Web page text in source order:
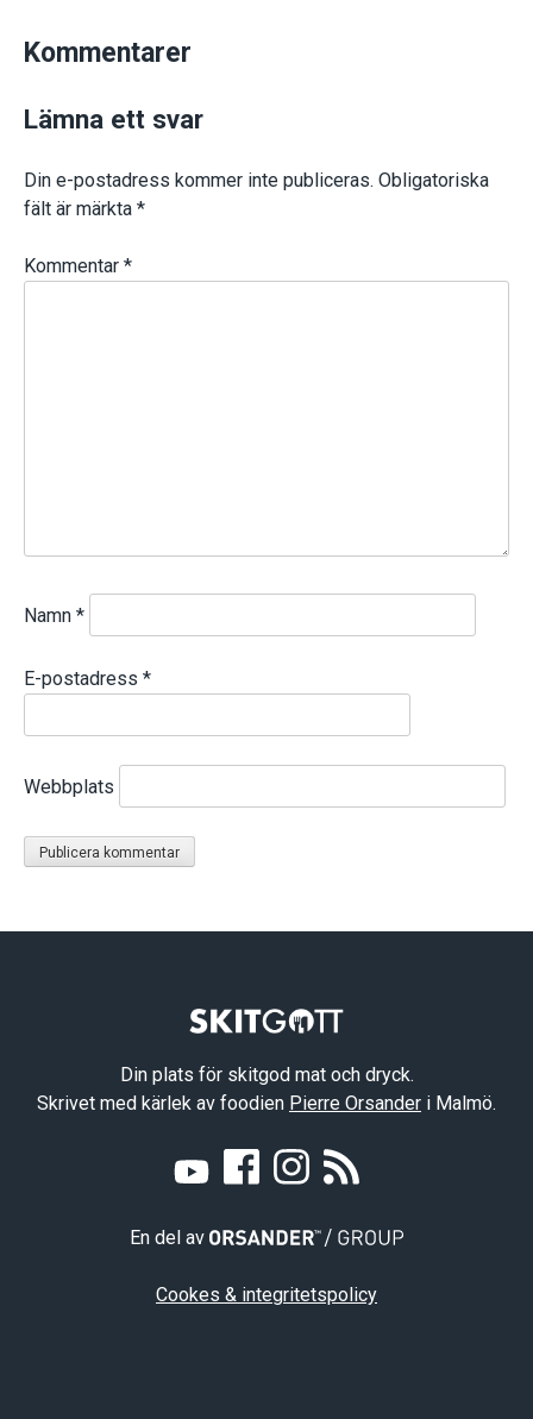
Kommentarer
Lämna ett svar
Din e-postadress kommer inte publiceras. Obligatoriska
fält är märkta *
Kommentar *
Namn *
E-postadress *
Webbplats
Din plats för skitgod mat och dryck.
Skrivet med kärlek av foodien Pierre Orsander i Malmö.
En del av
Cookes & integritetspolicy